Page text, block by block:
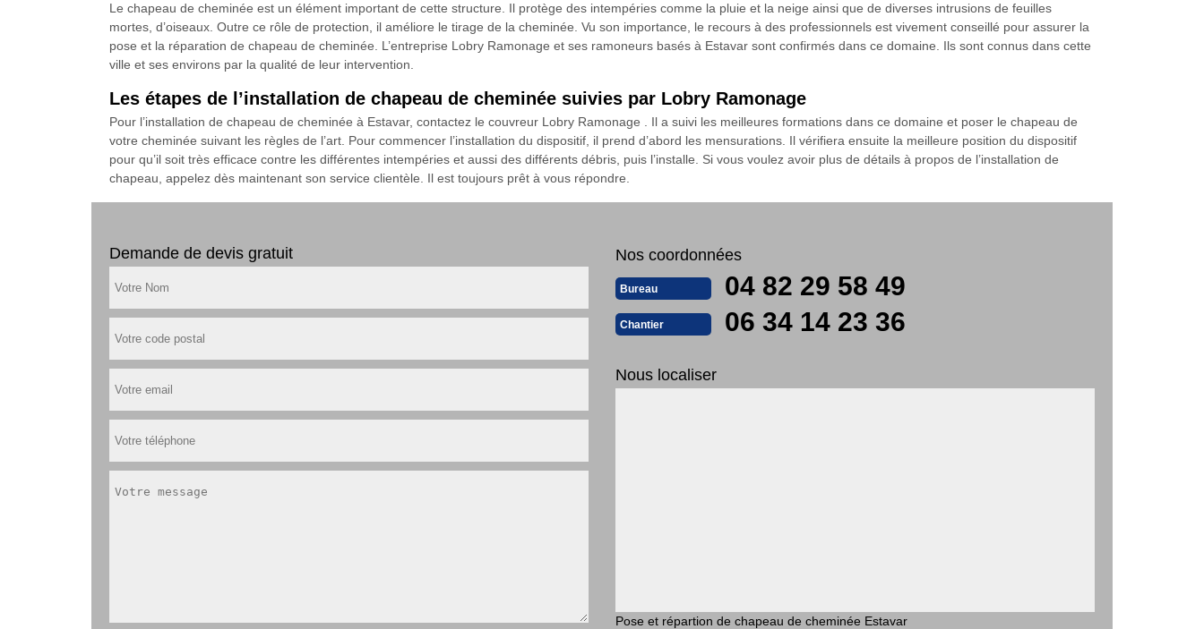
Le chapeau de cheminée est un élément important de cette structure. Il protège des intempéries comme la pluie et la neige ainsi que de diverses intrusions de feuilles
mortes, d’oiseaux. Outre ce rôle de protection, il améliore le tirage de la cheminée. Vu son importance, le recours à des professionnels est vivement conseillé pour assurer la
pose et la réparation de chapeau de cheminée. L’entreprise Lobry Ramonage et ses ramoneurs basés à Estavar sont confirmés dans ce domaine. Ils sont connus dans cette
ville et ses environs par la qualité de leur intervention.
Les étapes de l’installation de chapeau de cheminée suivies par Lobry Ramonage
Pour l’installation de chapeau de cheminée à Estavar, contactez le couvreur Lobry Ramonage . Il a suivi les meilleures formations dans ce domaine et poser le chapeau de
votre cheminée suivant les règles de l’art. Pour commencer l’installation du dispositif, il prend d’abord les mensurations. Il vérifiera ensuite la meilleure position du dispositif
pour qu’il soit très efficace contre les différentes intempéries et aussi des différents débris, puis l’installe. Si vous voulez avoir plus de détails à propos de l’installation de
chapeau, appelez dès maintenant son service clientèle. Il est toujours prêt à vous répondre.
Demande de devis gratuit Nos coordonnées
Bureau 04 82 29 58 49
Chantier 06 34 14 23 36
Nous localiser
Pose et répartion de chapeau de cheminée Estavar